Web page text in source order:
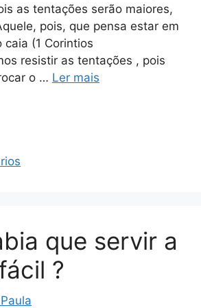
as tentações serão maiores,
pois, que pensa estar em
caia (1 Corintios
resistir as tentações , pois
o … Ler mais
que servir a
?